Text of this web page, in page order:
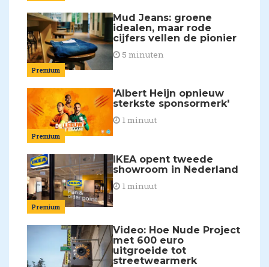
Premium
Mud Jeans: groene
idealen, maar rode
cijfers vellen de pionier
5 minuten
Premium
'Albert Heijn opnieuw
sterkste sponsormerk'
1 minuut
Premium
IKEA opent tweede
showroom in Nederland
1 minuut
Video: Hoe Nude Project
met 600 euro
uitgroeide tot
streetwearmerk